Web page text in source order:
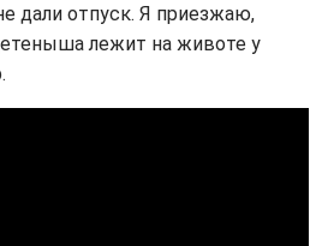
дали отпуск. Я приезжаю,
лежит на животе у